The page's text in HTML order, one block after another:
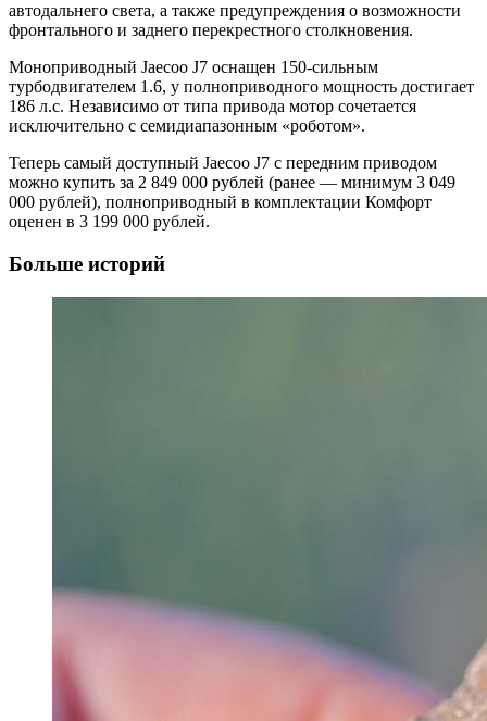
автодальнего света, а также предупреждения о возможности
фронтального и заднего перекрестного столкновения.
Моноприводный Jaecoo J7 оснащен 150-сильным
турбодвигателем 1.6, у полноприводного мощность достигает
186 л.с. Независимо от типа привода мотор сочетается
исключительно с семидиапазонным «роботом».
Теперь самый доступный Jaecoo J7 с передним приводом
можно купить за 2 849 000 рублей (ранее — минимум 3 049
000 рублей), полноприводный в комплектации Комфорт
оценен в 3 199 000 рублей.
Больше историй